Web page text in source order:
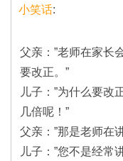
小笑话:
父亲：”老师在家长
要改正。”
儿子：”为什么要改
几倍呢！”
父亲：”那是老师在
儿子：”您不是经常